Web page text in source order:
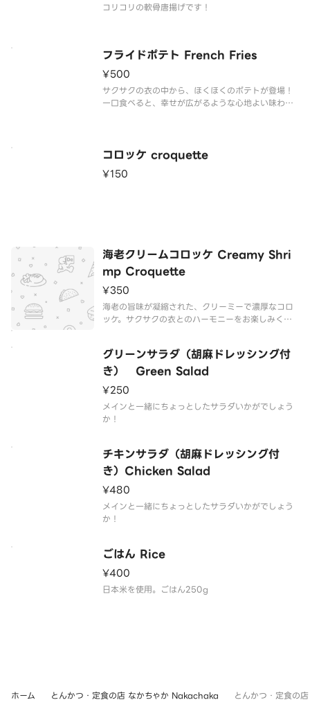
コリコリの軟骨唐揚げです！
フライドポテト French Fries
¥500
サクサクの衣の中から、ほくほくのポテトが登場！
一口食べると、幸せが広がるような心地よい味わい
コロッケ croquette
¥150
海老クリームコロッケ Creamy Shri
mp Croquette
¥350
海老の旨味が凝縮された、クリーミーで濃厚なコロ
ッケ。サクサクの衣とのハーモニーをお楽しみくだ
グリーンサラダ（胡麻ドレッシング付
き） Green Salad
¥250
メインと一緒にちょっとしたサラダいかがでしょう
か！
チキンサラダ（胡麻ドレッシング付
き）Chicken Salad
¥480
メインと一緒にちょっとしたサラダいかがでしょう
か！
ごはん Rice
¥400
日本米を使用。ごはん250g
ホーム とんかつ・定食の店 なかちゃか Nakachaka とんかつ・定食の